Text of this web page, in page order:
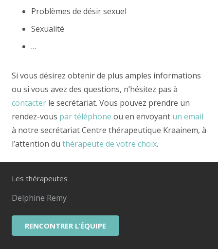
Problèmes de désir sexuel
Sexualité
…
Si vous désirez obtenir de plus amples informations
ou si vous avez des questions, n’hésitez pas à
contacter le secrétariat. Vous pouvez prendre un
rendez-vous par téléphone ou en envoyant un email
à notre secrétariat Centre thérapeutique Kraainem, à
l’attention du thérapeute de votre choix.
Les thérapeutes
Delphine Remy
RENCONTRER L’ÉQUIPE